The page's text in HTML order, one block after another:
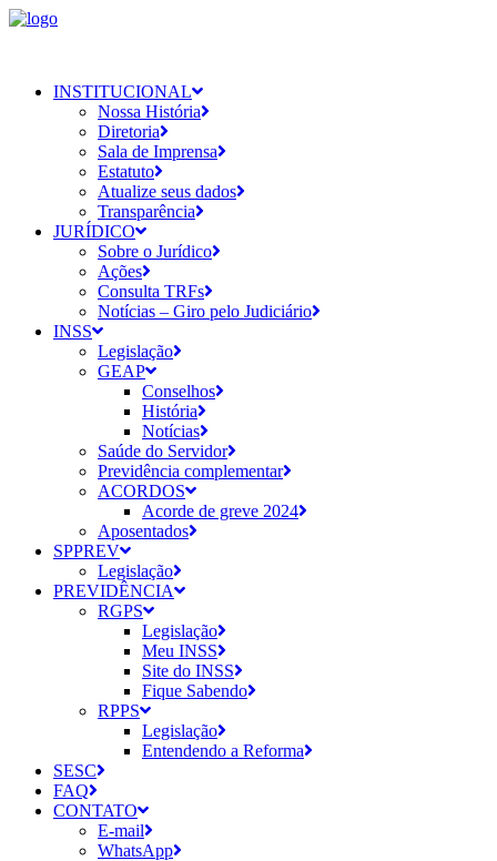
INSTITUCIONAL
Nossa História
Diretoria
Sala de Imprensa
Estatuto
Atualize seus dados
Transparência
JURÍDICO
Sobre o Jurídico
Ações
Consulta TRFs
Notícias – Giro pelo Judiciário
INSS
Legislação
GEAP
Conselhos
História
Notícias
Saúde do Servidor
Previdência complementar
ACORDOS
Acorde de greve 2024
Aposentados
SPPREV
Legislação
PREVIDÊNCIA
RGPS
Legislação
Meu INSS
Site do INSS
Fique Sabendo
RPPS
Legislação
Entendendo a Reforma
SESC
FAQ
CONTATO
E-mail
WhatsApp